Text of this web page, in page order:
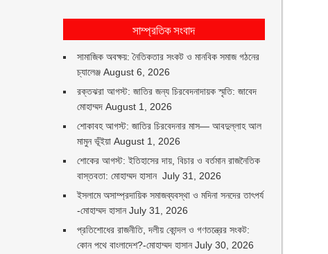
সাম্প্রতিক সংবাদ
সামাজিক অবক্ষয়: নৈতিকতার সংকট ও মানবিক সমাজ গঠনের
চ্যালেঞ্জ August 6, 2026
রক্তঝরা আগস্ট: জাতির জন্য চিরবেদনাদায়ক স্মৃতি: জাবেদ
মোহাম্মদ August 1, 2026
শোকাবহ আগস্ট: জাতির চিরবেদনার মাস— আবদুল্লাহ আল
মামুন ভূঁইয়া August 1, 2026
শোকের আগস্ট: ইতিহাসের দায়, বিচার ও বর্তমান রাজনৈতিক
বাস্তবতা: মোহাম্মদ হাসান July 31, 2026
ইসলামে অসাম্প্রদায়িক সমাজব্যবস্থা ও মদিনা সনদের তাৎপর্য
-মোহাম্মদ হাসান July 31, 2026
প্রতিশোধের রাজনীতি, দলীয় কোন্দল ও গণতন্ত্রের সংকট:
কোন পথে বাংলাদেশ?-মোহাম্মদ হাসান July 30, 2026